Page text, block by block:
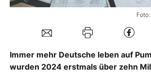
Immer mehr Deutsche leben auf
wurden 2024 erstmals über zehn